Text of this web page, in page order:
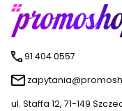
91 404 0557
ul. Staffa 12, 71-149